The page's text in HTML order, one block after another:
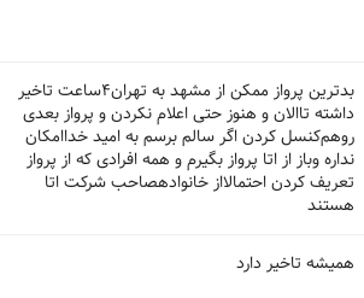
بدترین پرواز ممکن از مشهد به تهران۴ساعت تاخیر
داشته تاالان و هنوز حتی اعلام نکردن و پرواز بعدی
رو‌هم‌کنسل کردن اگر سالم برسم به امید خداامکان
نداره وباز از اتا پرواز بگیرم و همه افرادی که از پرواز
تعریف کردن احتمالااز خانوادهصاحب شرکت اتا
هستند
همیشه تاخیر دارد